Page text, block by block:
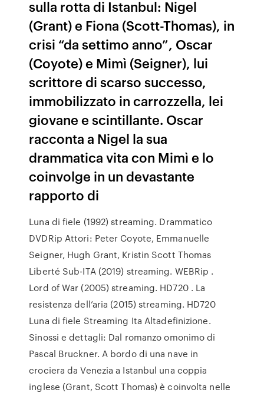
sulla rotta di Istanbul: Nigel
(Grant) e Fiona (Scott-Thomas), in
crisi “da settimo anno”, Oscar
(Coyote) e Mimì (Seigner), lui
scrittore di scarso successo,
immobilizzato in carrozzella, lei
giovane e scintillante. Oscar
racconta a Nigel la sua
drammatica vita con Mimì e lo
coinvolge in un devastante
rapporto di
Luna di fiele (1992) streaming. Drammatico
DVDRip Attori: Peter Coyote, Emmanuelle
Seigner, Hugh Grant, Kristin Scott Thomas
Liberté Sub-ITA (2019) streaming. WEBRip .
Lord of War (2005) streaming. HD720 . La
resistenza dell’aria (2015) streaming. HD720
Luna di fiele Streaming Ita Altadefinizione.
Sinossi e dettagli: Dal romanzo omonimo di
Pascal Bruckner. A bordo di una nave in
crociera da Venezia a Istanbul una coppia
inglese (Grant, Scott Thomas) è coinvolta nelle